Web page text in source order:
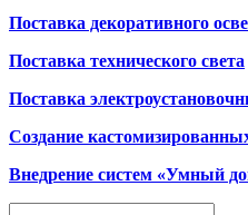
Поставка декоративного
Поставка технического света
Поставка
Создание
Внедрение систем «Умный